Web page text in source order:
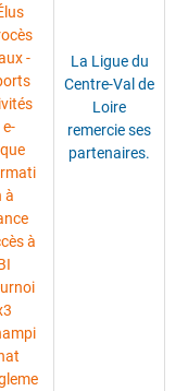
-
e-
à
à
La Ligue du
Centre-Val de
Loire
remercie ses
partenaires.